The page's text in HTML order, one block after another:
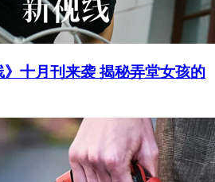
十月刊来袭 揭秘弄堂女孩的